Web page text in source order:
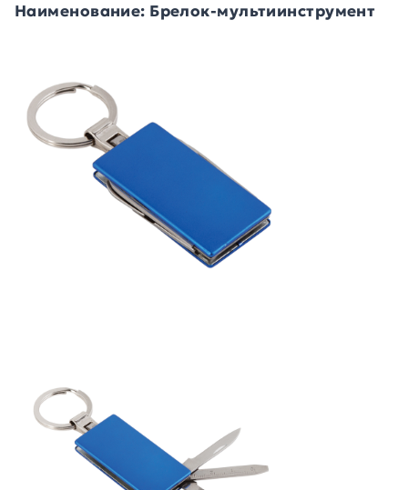
Наименование: Брелок-мультиинструмент